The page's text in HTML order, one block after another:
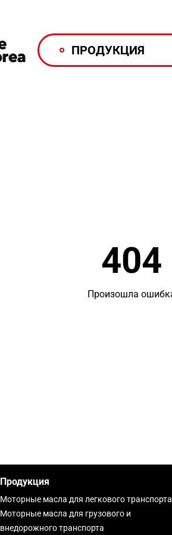
ПРОДУКЦИЯ
404
Произошла
Продукция
Моторные масла для легкового транспорта
Моторные масла для грузового и
внедорожного транспорта